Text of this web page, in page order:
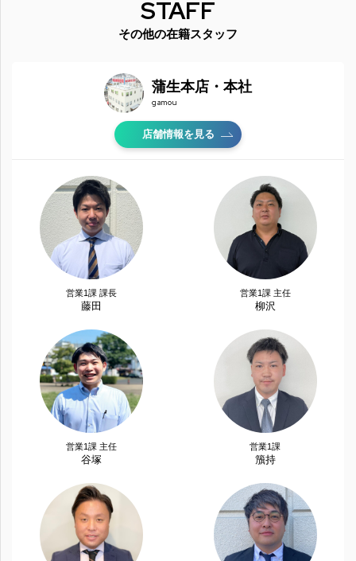
STAFF
その他の在籍スタッフ
蒲生本店・本社
gamou
店舗情報を見る
営業1課 課長
藤田
営業1課 主任
柳沢
営業1課 主任
谷塚
営業1課
籏持